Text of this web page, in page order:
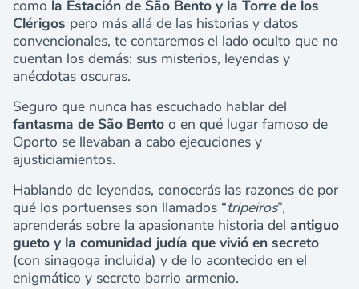
como la Estación de São Bento y la Torre de los
Clérigos pero más allá de las historias y datos
convencionales, te contaremos el lado oculto que no
cuentan los demás: sus misterios, leyendas y
anécdotas oscuras.
Seguro que nunca has escuchado hablar del
fantasma de São Bento o en qué lugar famoso de
Oporto se llevaban a cabo ejecuciones y
ajusticiamientos.
Hablando de leyendas, conocerás las razones de por
qué los portuenses son llamados “tripeiros”,
aprenderás sobre la apasionante historia del antiguo
gueto y la comunidad judía que vivió en secreto
(con sinagoga incluida) y de lo acontecido en el
enigmático y secreto barrio armenio.